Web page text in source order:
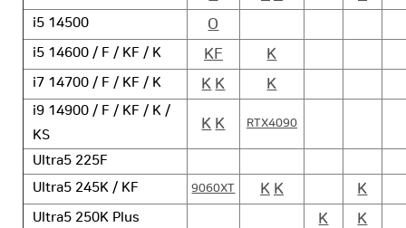
i5 14500 O
i5 14600 / F / KF / K KF K
i7 14700 / F / KF / K K K K
i9 14900 / F / KF / K /
KS
K K RTX4090
Ultra5 225F
Ultra5 245K / KF
9060XT K K K
Ultra5 250K Plus K K